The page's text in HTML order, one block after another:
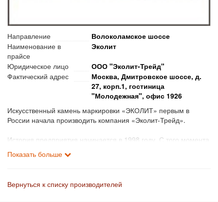
Направление
Волоколамское шоссе
Наименование в
прайсе
Эколит
Юридическое лицо
ООО "Эколит-Трейд"
Фактический адрес
Москва, Дмитровское шоссе, д.
27, корп.1, гостиница
"Молодежная", офис 1926
Искусственный камень маркировки «ЭКОЛИТ» первым в
России начала производить компания «Эколит-Трейд».
История предприятия начинается в 1998 году. С того момента
производителя декоративного, искусственного и
«Эколит-Трейд» постоянно совершенствует свое
Показать больше
Вернуться к списку производителей